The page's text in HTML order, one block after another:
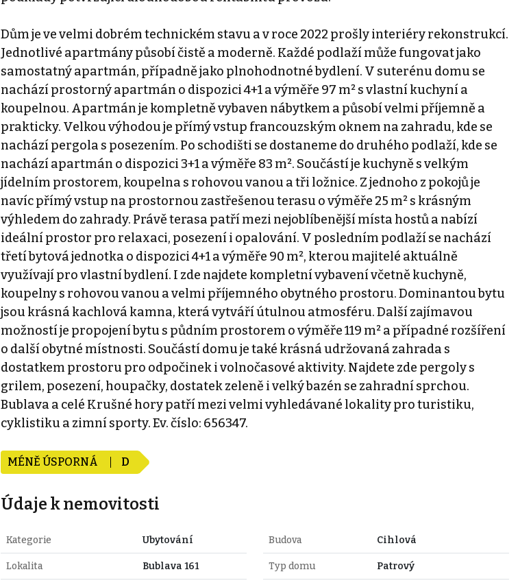
Dům je ve velmi dobrém technickém stavu a v roce 2022 prošly interiéry rekonstrukcí.
Jednotlivé apartmány působí čistě a moderně. Každé podlaží může fungovat jako
samostatný apartmán, případně jako plnohodnotné bydlení. V suterénu domu se
nachází prostorný apartmán o dispozici 4+1 a výměře 97 m² s vlastní kuchyní a
koupelnou. Apartmán je kompletně vybaven nábytkem a působí velmi příjemně a
prakticky. Velkou výhodou je přímý vstup francouzským oknem na zahradu, kde se
nachází pergola s posezením. Po schodišti se dostaneme do druhého podlaží, kde se
nachází apartmán o dispozici 3+1 a výměře 83 m². Součástí je kuchyně s velkým
jídelním prostorem, koupelna s rohovou vanou a tři ložnice. Z jednoho z pokojů je
navíc přímý vstup na prostornou zastřešenou terasu o výměře 25 m² s krásným
výhledem do zahrady. Právě terasa patří mezi nejoblíbenější místa hostů a nabízí
ideální prostor pro relaxaci, posezení i opalování. V posledním podlaží se nachází
třetí bytová jednotka o dispozici 4+1 a výměře 90 m², kterou majitelé aktuálně
využívají pro vlastní bydlení. I zde najdete kompletní vybavení včetně kuchyně,
koupelny s rohovou vanou a velmi příjemného obytného prostoru. Dominantou bytu
jsou krásná kachlová kamna, která vytváří útulnou atmosféru. Další zajímavou
možností je propojení bytu s půdním prostorem o výměře 119 m² a případné rozšíření
o další obytné místnosti. Součástí domu je také krásná udržovaná zahrada s
dostatkem prostoru pro odpočinek i volnočasové aktivity. Najdete zde pergoly s
grilem, posezení, houpačky, dostatek zeleně i velký bazén se zahradní sprchou.
Bublava a celé Krušné hory patří mezi velmi vyhledávané lokality pro turistiku,
cyklistiku a zimní sporty. Ev. číslo: 656347.
MÉNĚ ÚSPORNÁ D
Údaje k nemovitosti
Kategorie Ubytování
Lokalita Bublava 161
Budova Cihlová
Typ domu Patrový